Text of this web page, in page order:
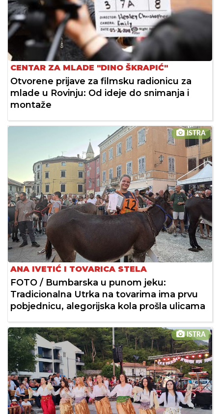
CENTAR ZA MLADE "DINO ŠKRAPIĆ"
Otvorene prijave za filmsku radionicu za
mlade u Rovinju: Od ideje do snimanja i
montaže
ISTRA
ANA IVETIĆ I TOVARICA STELA
FOTO / Bumbarska u punom jeku:
Tradicionalna Utrka na tovarima ima prvu
pobjednicu, alegorijska kola prošla ulicama
ISTRA